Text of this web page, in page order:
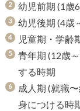
幼児前期 (1歳
幼児後期 (4歳
児童期・学齢
青年期 (12歳
する時期
成人期 (就職
身につける時